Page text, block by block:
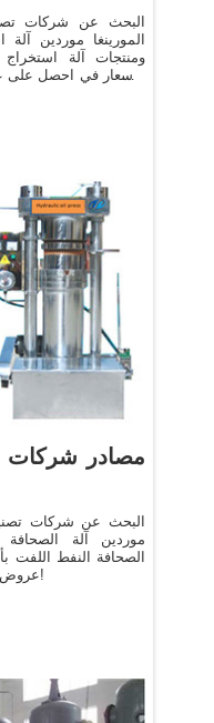
البحث عن شركات
المورينغا موردين
ومنتجات آلة
مصادر شركات
البحث عن شركات
موردين آلة
الصحافة النفط
عروض أسعار متعددة خلال 24 ساعة!